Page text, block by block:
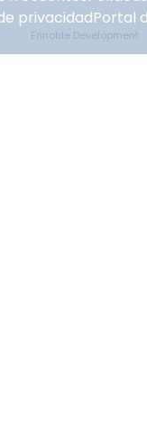
privacidadPortal
Ennoble Development